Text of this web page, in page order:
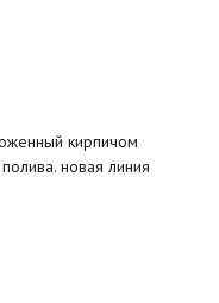
По
По
кирпичом
новая линия